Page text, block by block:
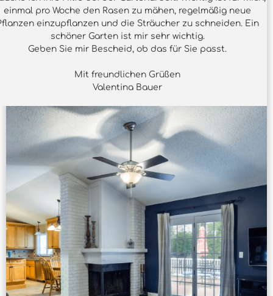
einmal pro Woche den Rasen zu mähen, regelmäßig neue
einzupflanzen und die Sträucher zu schneiden. Ein
schöner Garten ist mir sehr wichtig.
Geben Sie mir Bescheid, ob das für Sie passt.
Mit freundlichen Grüßen
Valentina Bauer